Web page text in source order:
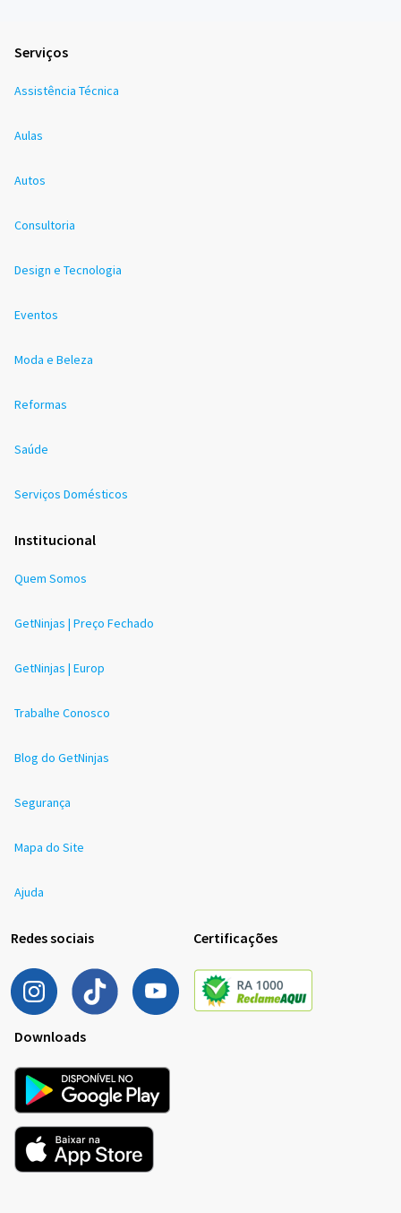
Serviços
Assistência Técnica
Aulas
Autos
Consultoria
Design e Tecnologia
Eventos
Moda e Beleza
Reformas
Saúde
Serviços Domésticos
Institucional
Quem Somos
GetNinjas | Preço Fechado
GetNinjas | Europ
Trabalhe Conosco
Blog do GetNinjas
Segurança
Mapa do Site
Ajuda
Redes sociais Certificações
Downloads